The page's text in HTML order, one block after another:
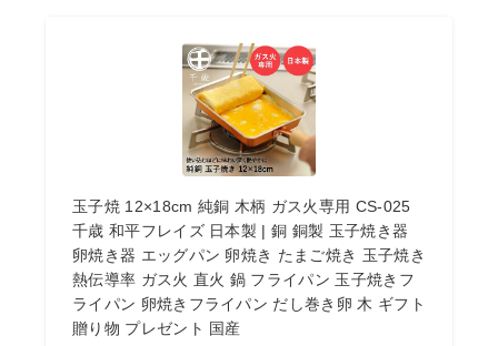
玉子焼 12×18cm 純銅 木柄 ガス火専用 CS-025
千歳 和平フレイズ 日本製 | 銅 銅製 玉子焼き器
卵焼き器 エッグパン 卵焼き たまご焼き 玉子焼き
熱伝導率 ガス火 直火 鍋 フライパン 玉子焼きフ
ライパン 卵焼きフライパン だし巻き卵 木 ギフト
贈り物 プレゼント 国産